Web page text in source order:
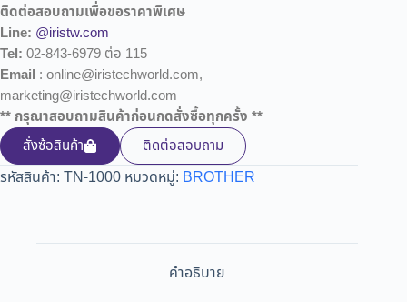
ติดต่อสอบถามเพื่อขอราคาพิเศษ
Line: @iristw.com
Tel: 02-843-6979 ต่อ 115
Email : online@iristechworld.com,
marketing@iristechworld.com
** กรุณาสอบถามสินค้าก่อนกดสั่งซื้อทุกครั้ง **
สั่งซ้อสินค้า
ติดต่อสอบถาม
รหัสสินค้า: TN-1000 หมวดหมู่: BROTHER
คำอธิบาย